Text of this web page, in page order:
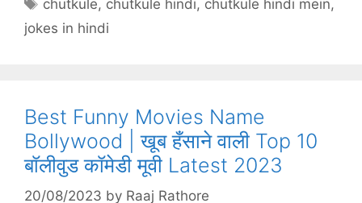
chutkule, chutkule hindi, chutkule hindi mein,
jokes in hindi
Best Funny Movies Name
Bollywood | खूब हँसाने वाली Top 10
बॉलीवुड कॉमेडी मूवी Latest 2023
20/08/2023 by Raaj Rathore